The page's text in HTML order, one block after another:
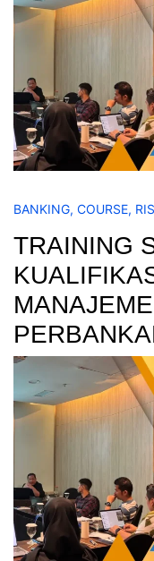
BANKING, COURSE,
TRAINING